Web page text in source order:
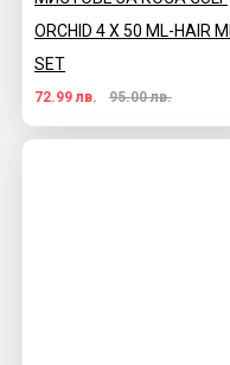
ORCHID 4 Х 50 ML-HAIR
SET
72.99 лв. 95.00 лв.